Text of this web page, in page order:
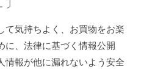
て気持ちよく、お買物をお楽
に、法律に基づく情報公開
情報が他に漏れないよう安全